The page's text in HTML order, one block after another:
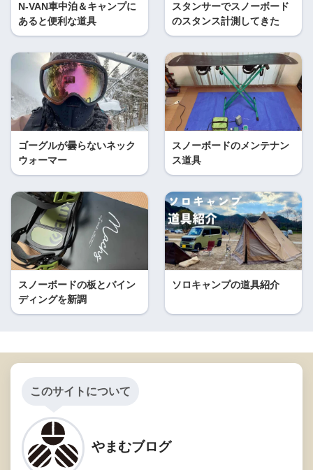
N-VAN車中泊＆キャンプに
あると便利な道具
スタンサーでスノーボード
のスタンス計測してきた
ゴーグルが曇らないネック
ウォーマー
スノーボードのメンテナン
ス道具
スノーボードの板とバイン
ディングを新調
ソロキャンプの道具紹介
このサイトについて
やまむブログ